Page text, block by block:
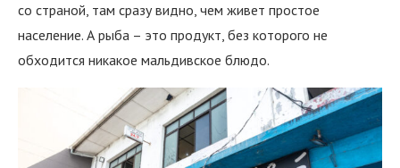
со страной, там сразу видно, чем живет простое
население. А рыба – это продукт, без которого не
обходится никакое мальдивское блюдо.